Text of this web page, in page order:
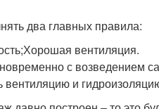
два главных правила:
вентиляция.
с возведением
вентиляцию и